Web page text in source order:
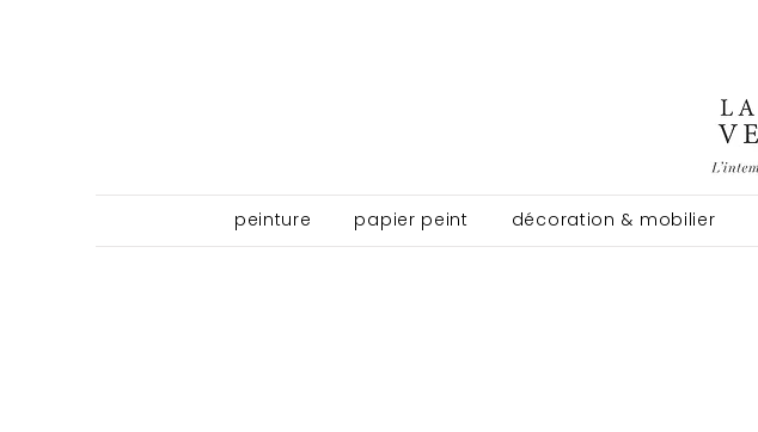
peinture papier peint décoration & mobilier